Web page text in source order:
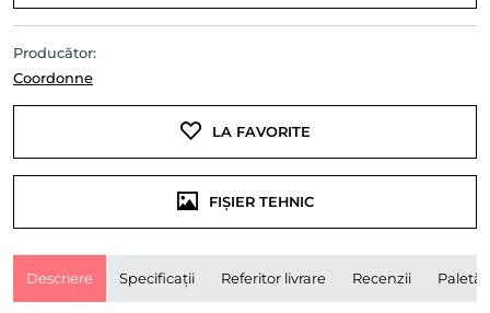
Producător:
Coordonne
LA FAVORITE
FIȘIER TEHNIC
Descriere Specificații Referitor livrare Recenzii Paletă